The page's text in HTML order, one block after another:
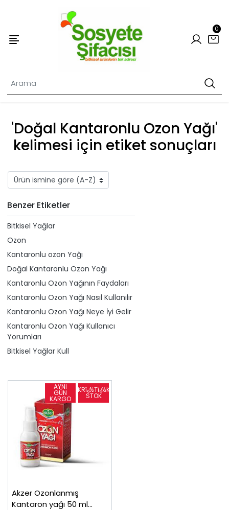
0
'Doğal Kantaronlu Ozon Yağı'
kelimesi için etiket sonuçları
Benzer Etiketler
Bitkisel Yağlar
Ozon
Kantaronlu ​ozon Yağı
Doğal Kantaronlu Ozon Yağı
Kantaronlu Ozon Yağının Faydaları
Kantaronlu Ozon Yağı Nasıl Kullanılır
Kantaronlu Ozon Yağı Neye İyi Gelir
Kantaronlu Ozon Yağı Kullanıcı
Yorumları
Bitkisel Yağlar Kull
Akzer Ozonlanmış
Kantaron yağı 50 ml